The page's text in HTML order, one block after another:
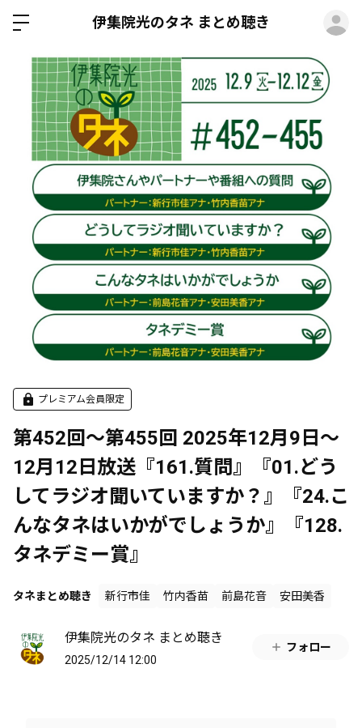
伊集院光のタネ まとめ聴き
プレミアム会員限定
第452回～第455回 2025年12月9日～
12月12日放送『161.質問』『01.どう
してラジオ聞いていますか？』『24.こ
んなタネはいかがでしょうか』『128.
タネデミー賞』
タネまとめ聴き 新行市佳 竹内香苗 前島花音 安田美香
伊集院光のタネ まとめ聴き
2025/12/14 12:00
フォロー